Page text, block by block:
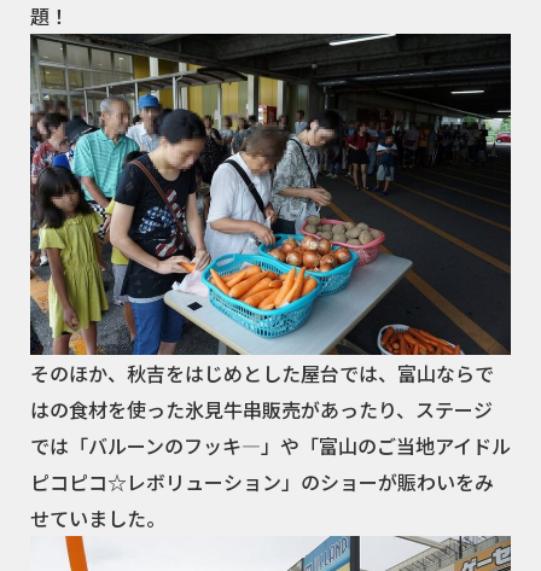
題！
そのほか、秋吉をはじめとした屋台では、富山ならで
はの食材を使った氷見牛串販売があったり、ステージ
では「バルーンのフッキ―」や「富山のご当地アイドル
ピコピコ☆レボリューション」のショーが賑わいをみ
せていました。